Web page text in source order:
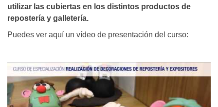
utilizar las cubiertas en los distintos productos de
repostería y galletería.
Puedes ver aquí un vídeo de presentación del curso: